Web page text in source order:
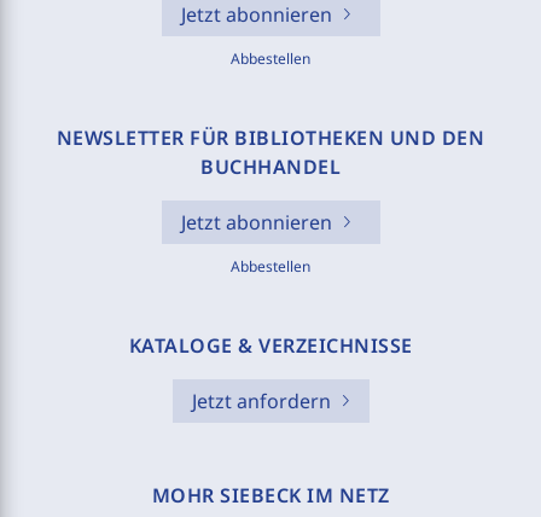
Jetzt abonnieren
Abbestellen
NEWSLETTER FÜR BIBLIOTHEKEN UND DEN
BUCHHANDEL
Jetzt abonnieren
Abbestellen
KATALOGE & VERZEICHNISSE
Jetzt anfordern
MOHR SIEBECK IM NETZ